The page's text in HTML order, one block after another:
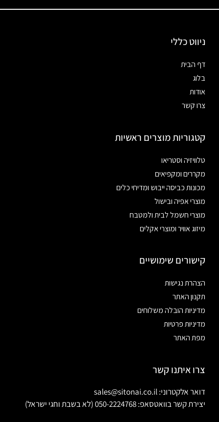
ניווט כללי
דף הבית
בלוג
אודות
צרו קשר
קטגוריות מוצרים ראשיות
טלוויזיה וסטריאו
מקררים ומקפיאים
מכונות כביסה ייבוש ומדיחי כלים
מוצרי אפיה ובישול
מוצרי חשמל לבית ולמטבח
מיזוג אוויר ומוצרי אקלים
קישורים שימושיים
הצהרת נגישות
תקנון האתר
מדיניות הובלה משלוחים
מדיניות פרטיות
מפת האתר
צרו איתנו קשר
דואר אלקטרוני: sales@sitonai.co.il
יצירת קשר בוואטסאפ: 050-2224768 (לא בשבת וחגי ישראל)